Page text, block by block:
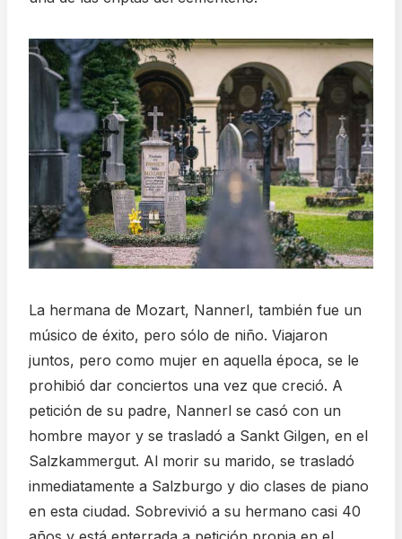
La hermana de Mozart, Nannerl, también fue un
músico de éxito, pero sólo de niño. Viajaron
juntos, pero como mujer en aquella época, se le
prohibió dar conciertos una vez que creció. A
petición de su padre, Nannerl se casó con un
hombre mayor y se trasladó a Sankt Gilgen, en el
Salzkammergut. Al morir su marido, se trasladó
inmediatamente a Salzburgo y dio clases de piano
en esta ciudad. Sobrevivió a su hermano casi 40